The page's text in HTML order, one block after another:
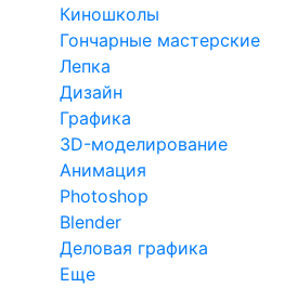
Киношколы
Гончарные мастерские
Лепка
Дизайн
Графика
3D-моделирование
Анимация
Photoshop
Blender
Деловая графика
Еще